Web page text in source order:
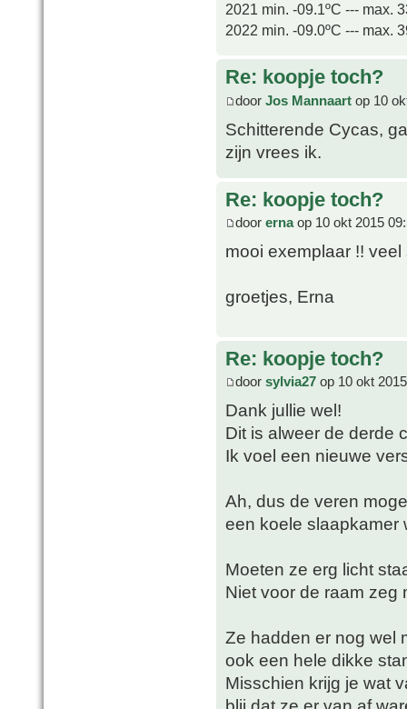
2021 min. -09.1ºC --- max.
2022 min. -09.0ºC --- max.
Re: koopje toch?
door Jos Mannaart op 10
Schitterende Cycas,
zijn vrees ik.
Re: koopje toch?
door ernaop 10 okt 2015
mooi exemplaar !!
groetjes, Erna
Re: koopje toch?
door sylvia27 op 10 okt
Dank jullie wel!
Dit is alweer de derde
Ik voel een nieuwe
Ah, dus de veren
een koele slaapkamer
Moeten ze erg licht
Niet voor de raam zeg
Ze hadden er nog wel
ook een hele dikke
Misschien krijg je wat